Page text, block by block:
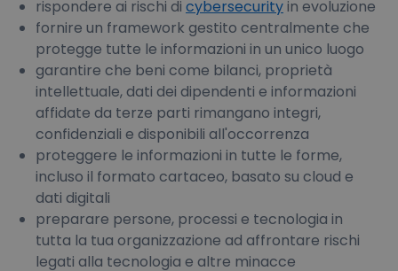
rispondere ai rischi di cybersecurityin evoluzione
fornire un framework gestito centralmente che
protegge tutte le informazioni in un unico luogo
garantire che beni come bilanci, proprietà
intellettuale, dati dei dipendenti e informazioni
affidate da terze parti rimangano integri,
confidenziali e disponibili all'occorrenza
proteggere le informazioni in tutte le forme,
incluso il formato cartaceo, basato su cloud e
dati digitali
preparare persone, processi e tecnologia in
tutta la tua organizzazione ad affrontare rischi
legati alla tecnologia e altre minacce